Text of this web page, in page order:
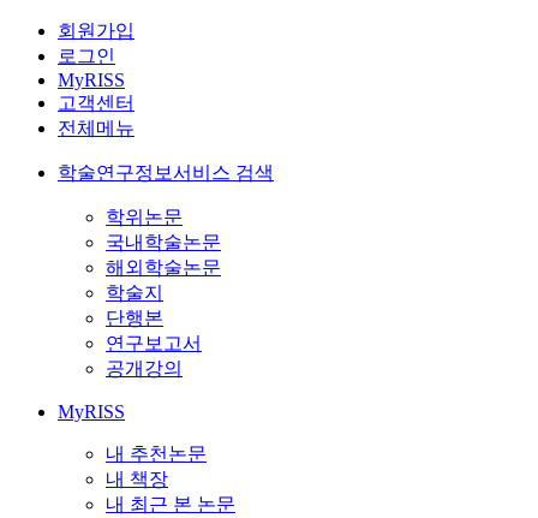
회원가입
로그인
MyRISS
고객센터
전체메뉴
학술연구정보서비스 검색
학위논문
국내학술논문
해외학술논문
학술지
단행본
연구보고서
공개강의
MyRISS
내 추천논문
내 책장
내 최근 본 논문